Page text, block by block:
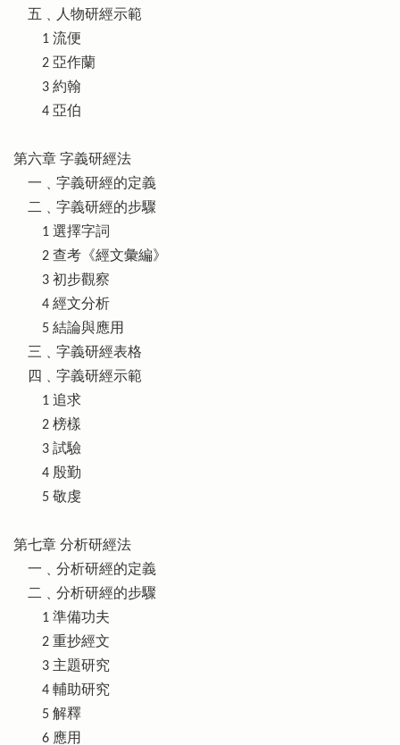
五﹑人物研經示範
1 流便
2 亞作蘭
3 約翰
4 亞伯
第六章 字義研經法
一﹑字義研經的定義
二﹑字義研經的步驟
1 選擇字詞
2 查考《經文彙編》
3 初步觀察
4 經文分析
5 結論與應用
三﹑字義研經表格
四﹑字義研經示範
1 追求
2 榜樣
3 試驗
4 殷勤
5 敬虔
第七章 分析研經法
一﹑分析研經的定義
二﹑分析研經的步驟
1 準備功夫
2 重抄經文
3 主題研究
4 輔助研究
5 解釋
6 應用